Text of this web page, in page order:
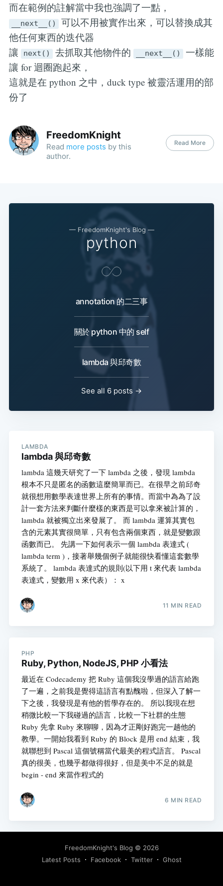
而在範例的註解當中我也強調了一點，
__next__() 可以不用被實作出來，可以替換成其
他任何東西的迭代器
讓
next() 去抓取其他物件的 __next__() 一樣能
讓 for 迴圈跑起來，
這就是在 python 之中，duck type 被靈活運用的部
份了
FreedomKnight
Read more posts by this
author.
Read More
— FreedomKnight's Blog —
python
annotation 的二三事
關於 python 中的 self
lambda 與邱奇數
See all 6 posts →
LAMBDA
lambda 與邱奇數
lambda 這幾天研究了一下 lambda 之後，發現 lambda
根本不只是匿名的函數這麼簡單而已。在很早之前邱奇
就很想用數學表達世界上所有的事情。而當中為為了設
計一套方法來判斷什麼樣的東西是可以拿來被計算的，
lambda 就被獨立出來發展了。 而 lambda 運算其實包
含的元素其實很簡單，只有包含兩個東西，就是變數跟
函數而已。 先講一下如何表示一個 lambda 表達式 (
lambda term )，接著舉幾個例子就能很快看懂這套數學
系統了。 lambda 表達式的規則(以下用 t 來代表 lambda
表達式，變數用 x 來代表）： x
11 MIN READ
PHP
Ruby, Python, NodeJS, PHP 小看法
最近在 Codecademy 把 Ruby 這個我沒學過的語言給跑
了一遍，之前我是覺得這語言有點醜啦，但深入了解一
下之後，我發現是有他的哲學存在的。 所以我現在想
稍微比較一下我碰過的語言，比較一下社群的生態
Ruby 先拿 Ruby 來聊聊，因為才正剛好跑完一趟他的
教學。一開始我看到 Ruby 的 Block 是用 end 結束，我
就聯想到 Pascal 這個號稱當代最美的程式語言。 Pascal
真的很美，也幾乎都做得很好，但是美中不足的就是
begin - end 來當作程式的
6 MIN READ
FreedomKnight's Blog © 2026
Latest Posts
Facebook Twitter Ghost